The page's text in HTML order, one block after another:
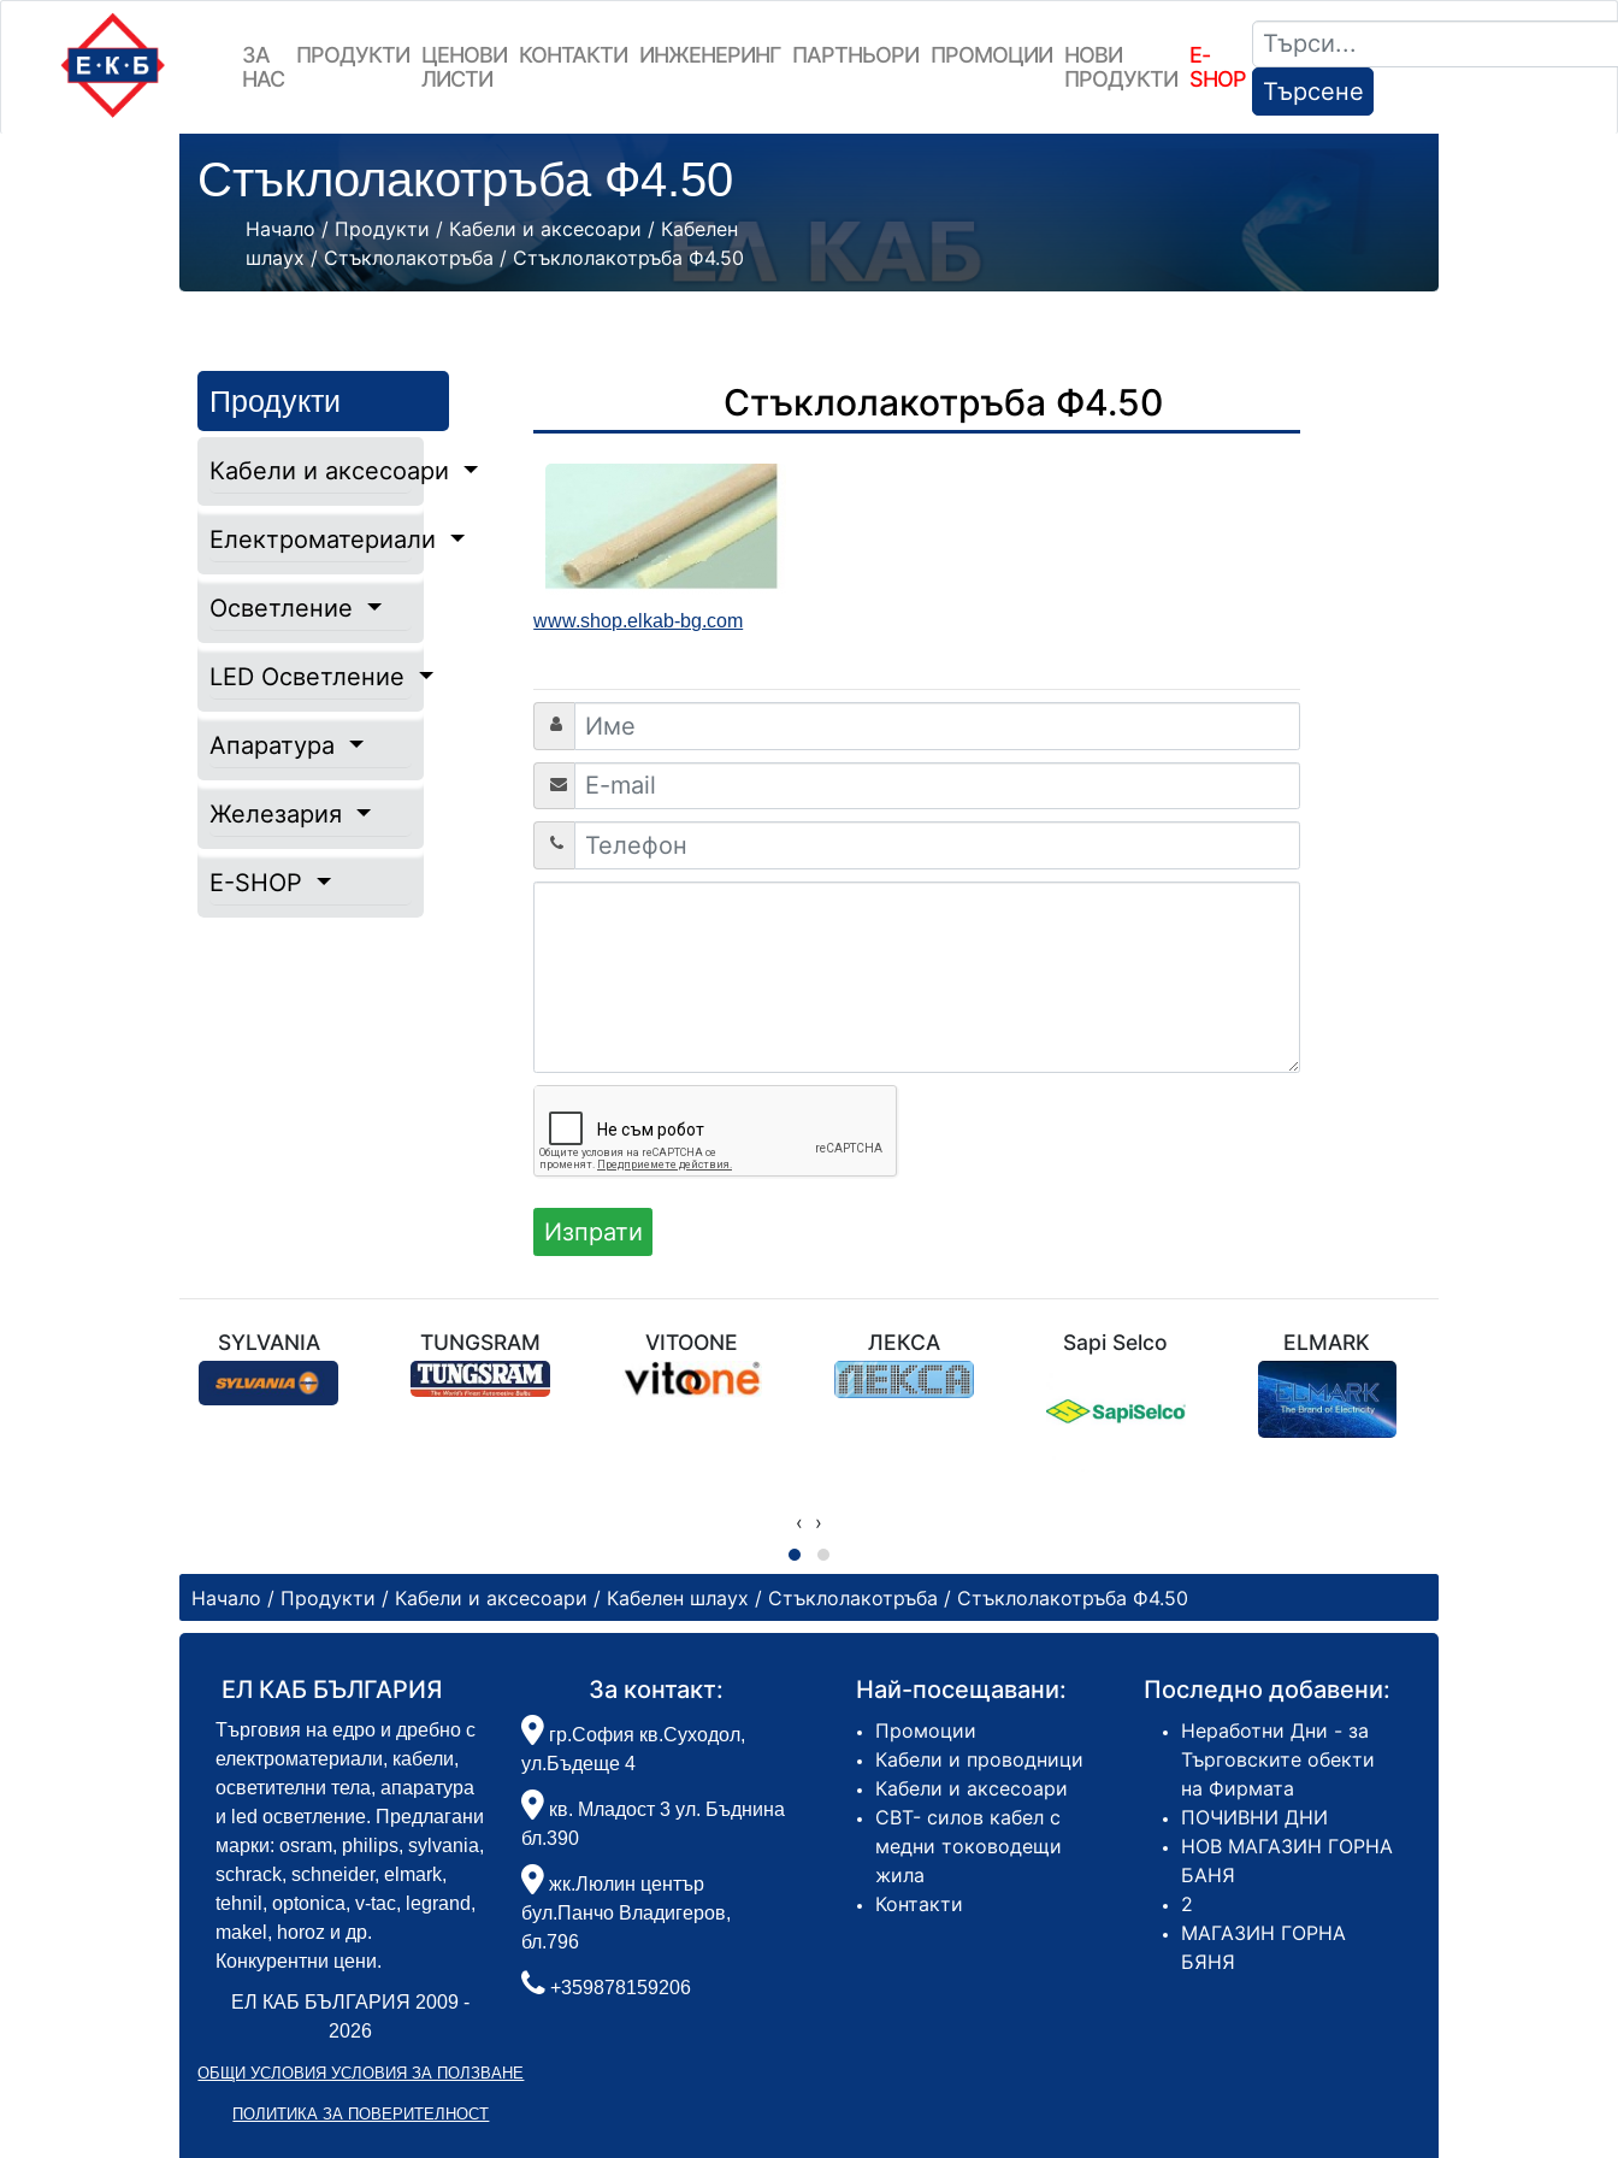
ЗА
НАС
ПРОДУКТИ ЦEНОВИ
ЛИСТИ
КОНТАКТИ ИНЖЕНЕРИНГ ПАРТНЬОРИ ПРОМОЦИИ НОВИ
ПРОДУКТИ
E-
SHOP
Търсене
Стъклолакотръба Ф4.50
Начало/ Продукти / Кабели и аксесоари / Кабелен
шлаух/Стъклолакотръба / Стъклолакотръба Ф4.50
Продукти
Кабели и аксесоари
Електроматериали
Осветление
LED Осветление
Апаратура
Железария
E-SHOP
Стъклолакотръба Ф4.50
www.shop.elkab-bg.com
SYLVANIA TUNGSRAM VITOONE ЛЕКСА Sapi Selco ELMARK
‹ ›
Начало / Продукти / Кабели и аксесоари / Кабелен шлаух / Стъклолакотръба / Стъклолакотръба Ф4.50
ЕЛ КАБ БЪЛГАРИЯ
Търговия на едро и дребно с
електроматериали, кабели,
осветителни тела, апаратура
и led осветление. Предлагани
марки: osram, philips, sylvania,
schrack, schneider, elmark,
tehnil, optonica, v-tac, legrand,
makel, horoz и др.
Конкурентни цени.
ЕЛ КАБ БЪЛГАРИЯ 2009 -
2026
За контакт:
гр.София кв.Суходол,
ул.Бъдеще 4
кв. Младост 3 ул. Бъднина
бл.390
жк.Люлин център
бул.Панчо Владигеров,
бл.796
+359878159206
Най-посещавани:
Промоции
Кабели и проводници
Кабели и аксесоари
СВТ- силов кабел с
медни тоководещи
жила
Контакти
Последно добавени:
Неработни Дни - за
Търговските обекти
на Фирмата
ПОЧИВНИ ДНИ
НОВ МАГАЗИН ГОРНА
БАНЯ
2
МАГАЗИН ГОРНА
БЯНЯ
ОБЩИ УСЛОВИЯ УСЛОВИЯ ЗА ПОЛЗВАНЕ
ПОЛИТИКА ЗА ПОВЕРИТЕЛНОСТ